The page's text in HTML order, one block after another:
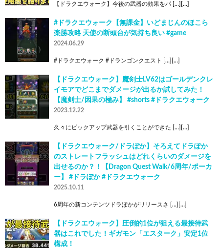
【ドラクエウォーク】今後の武器の効果をパ […][…]
#ドラクエウォーク【無課金】いどまじんのほこら
楽勝攻略 天使の断頭台が気持ち良い #game
2024.06.29
#ドラクエウォーク #ドランゴンクエスト […][…]
【ドラクエウォーク】魔剣士LV62はゴールデンクレ
イモアでどこまでダメージが出るか試してみた！
【魔剣士/因果の極み】 #shorts #ドラクエウォーク
2023.12.22
久々にピックアップ武器を引くことができた […][…]
【ドラクエウォーク/ドラぽか】そろえてドラぽか
のストレートフラッシュはどれくらいのダメージを
出せるのか？！【Dragon Quest Walk/6周年/ポーカ
ー】 #ドラぽか #ドラクエウォーク
2025.10.11
6周年の新コンテンツドラぽかがリリースさ […][…]
【ドラクエウォーク】圧倒的1位が狙える最接待武
器はこれでした！ギガモン「エスターク」安定1位
構成！